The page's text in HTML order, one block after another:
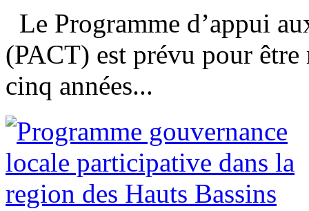
Le Programme d’appui
(PACT) est prévu pour
cinq années...